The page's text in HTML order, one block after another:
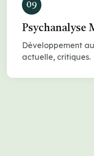
09
Psychanalyse
Développement
actuelle, critiques.